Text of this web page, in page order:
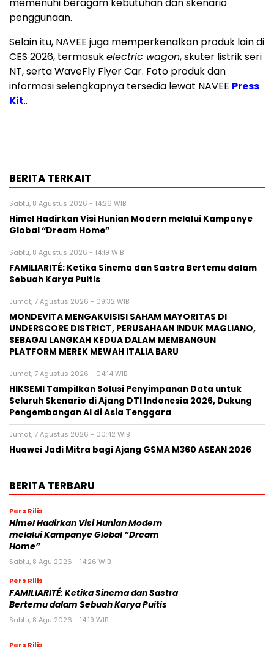
memenuhi beragam kebutuhan dan skenario
penggunaan.
Selain itu, NAVEE juga memperkenalkan produk lain di
CES 2026, termasukelectric wagon, skuter listrik seri
NT, serta WaveFly Flyer Car. Foto produk dan
informasi selengkapnya tersedia lewat NAVEE Press
Kit..
BERITA TERKAIT
Sabtu, 8 Agustus 2026 - 14:26 WIB
Himel Hadirkan Visi Hunian Modern melalui Kampanye
Global “Dream Home”
Sabtu, 8 Agustus 2026 - 14:19 WIB
FAMILIARITÉ: Ketika Sinema dan Sastra Bertemu dalam
Sebuah Karya Puitis
Jumat, 7 Agustus 2026 - 09:32 WIB
MONDEVITA MENGAKUISISI SAHAM MAYORITAS DI
UNDERSCORE DISTRICT, PERUSAHAAN INDUK MAGLIANO,
SEBAGAI LANGKAH KEDUA DALAM MEMBANGUN
PLATFORM MEREK MEWAH ITALIA BARU
Jumat, 7 Agustus 2026 - 04:14 WIB
HIKSEMI Tampilkan Solusi Penyimpanan Data untuk
Seluruh Skenario di Ajang DTI Indonesia 2026, Dukung
Pengembangan AI di Asia Tenggara
Jumat, 7 Agustus 2026 - 00:42 WIB
Huawei Jadi Mitra bagi Ajang GSMA M360 ASEAN 2026
BERITA TERBARU
Pers Rilis
Himel Hadirkan Visi Hunian Modern
melalui Kampanye Global “Dream
Home”
Sabtu, 8 Agu 2026 - 14:26 WIB
Pers Rilis
FAMILIARITÉ: Ketika Sinema dan Sastra
Bertemu dalam Sebuah Karya Puitis
Sabtu, 8 Agu 2026 - 14:19 WIB
Pers Rilis